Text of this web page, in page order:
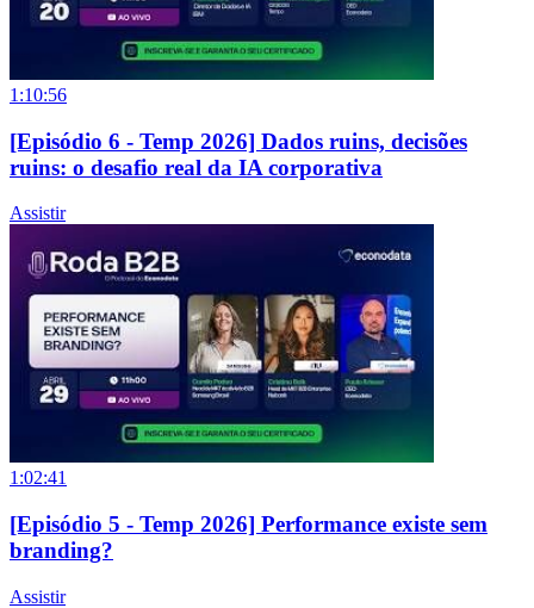
1:10:56
[Episódio 6 - Temp 2026] Dados ruins, decisões
ruins: o desafio real da IA corporativa
Assistir
1:02:41
[Episódio 5 - Temp 2026] Performance existe sem
branding?
Assistir